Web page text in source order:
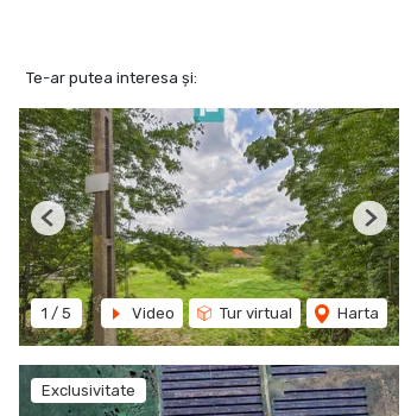
Te-ar putea interesa și:
1 / 5 Video Tur virtual Harta
Previous Next
Exclusivitate